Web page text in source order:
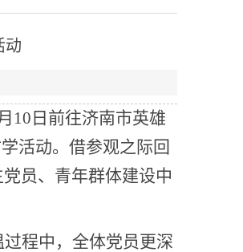
动
10 日前往济南市英雄
活动。借参观之际回
员、青年群体建设中
程中，全体党员更深